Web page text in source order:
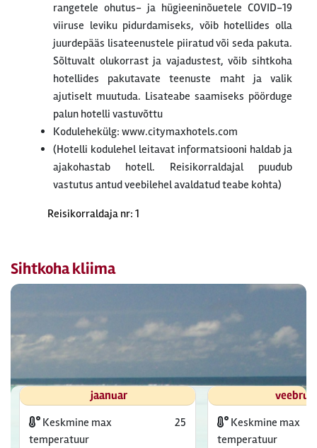
rangetele ohutus- ja hügieeninõuetele COVID-19
viiruse leviku pidurdamiseks, võib hotellides olla
juurdepääs lisateenustele piiratud või seda pakuta.
Sõltuvalt olukorrast ja vajadustest, võib sihtkoha
hotellides pakutavate teenuste maht ja valik
ajutiselt muutuda. Lisateabe saamiseks pöörduge
palun hotelli vastuvõttu
Kodulehekülg: www.citymaxhotels.com
(Hotelli kodulehel leitavat informatsiooni haldab ja
ajakohastab hotell. Reisikorraldajal puudub
vastutus antud veebilehel avaldatud teabe kohta)
Reisikorraldaja nr: 1
Sihtkoha kliima
jaanuar
Keskmine max
temperatuur
25
Keskmine max
temperatuur